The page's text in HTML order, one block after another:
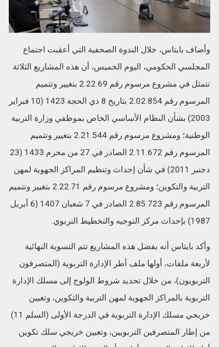
وأضاف بايتاس، خلال الندوة الصحفية التي أعقبت اجتماع
المجلسي الحكومي، اليوم الخميس، أن هذه المشاريع الثلاثة
تتمثل في مشروع مرسوم رقم 2.22.69 بتغيير وتتميم
المرسوم رقم 2.02.854 بتاريخ 8 ذي الحجة 1423 (10 فبراير
2003) بشأن النظام الأساسي الخاص بموظفي وزارة التربية
الوطنية؛ ومشروع مرسوم رقم 2.21.544 بتغيير وتتميم
المرسوم رقم 2.11.672 الصادر في 27 من محرم 1433 (23
دجنبر 2011) في شأن إحداث وتنظيم المراكز الجهوية لمهن
التربية والتكوين؛ ومشروع مرسوم رقم 2.22.71 بتغيير وتتميم
المرسوم رقم 2.85.723 الصادر في 7 شعبان 1407 (6 أبريل
1987) بإحداث مركز التوجيه والتخطيط التربوي.
وأكد بايتاس أنه بفضل هذه المشاريع تتم التسوية النهائية
لأربعة ملفات، أولها ملف أطر الإدارة التربوية (المتصرفون
التربويون)، من خلال تحديد شروط الولوج إلى مسلك الإدارة
التربوية بالمراكز الجهوية لمهن التربية والتكوين، وتعيين
خريجي مسلك الإدارة التربوية في الدرجة الأولى (السلم 11)
من إطار المتصرفين التربويين، وتعيين خريجي سلك تكوين